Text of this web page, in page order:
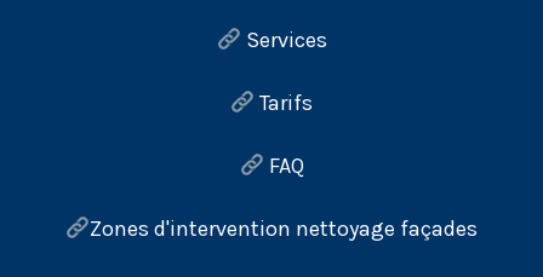
Services
Tarifs
FAQ
Zones d'intervention nettoyage façades